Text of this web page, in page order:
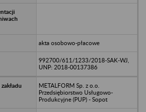
akta osobowo-płacowe
992700/611/1233/2018-SAK-WJ,
UNP: 2018-00137386
METALFORM Sp. z o.o.
Przedsiębiorstwo Usługowo-
Produkcyjne (PUP) - Sopot